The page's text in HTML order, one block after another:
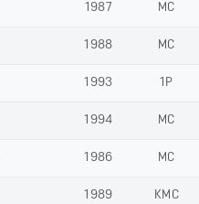
1987 МС
1988 МС
1993 1Р
1994 МС
1986 МС
1989 КМС